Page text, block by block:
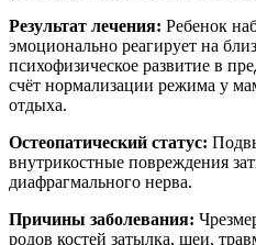
Результат лечения: Ребенок
эмоционально реагирует на
психофизическое развитие в
счёт нормализации режима у
отдыха.
Остеопатический статус:
внутрикостные повреждения
диафрагмального нерва.
Причины заболевания:
родов костей затылка, шеи,